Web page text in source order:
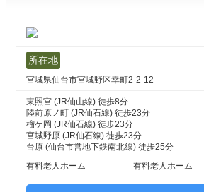
所在地
宮城県仙台市宮城野区幸町2-2-12
東照宮 (JR仙山線) 徒歩8分
陸前原ノ町 (JR仙石線) 徒歩23分
榴ケ岡 (JR仙石線) 徒歩23分
宮城野原 (JR仙石線) 徒歩23分
台原 (仙台市営地下鉄南北線) 徒歩25分
有料老人ホーム
有料老人ホーム